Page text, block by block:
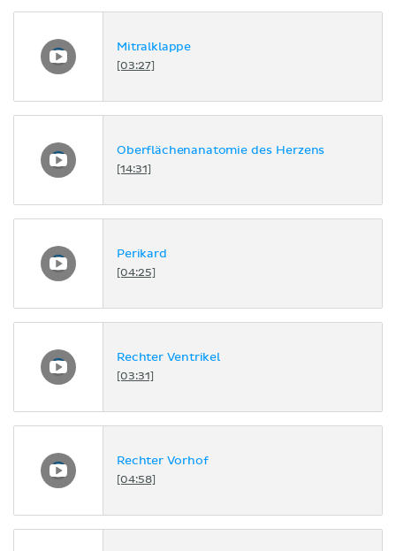
Mitralklappe
[03:27]
Oberflächenanatomie des Herzens
[14:31]
Perikard
[04:25]
Rechter Ventrikel
[03:31]
Rechter Vorhof
[04:58]